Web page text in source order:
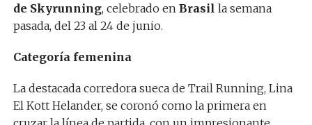
de Skyrunning, celebrado en Brasil la semana
pasada, del 23 al 24 de junio.
Categoría femenina
La destacada corredora sueca de Trail Running, Lina
El Kott Helander, se coronó como la primera en